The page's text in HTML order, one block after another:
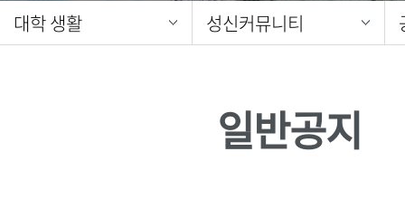
대학 생활 성신커뮤니티
일반공지